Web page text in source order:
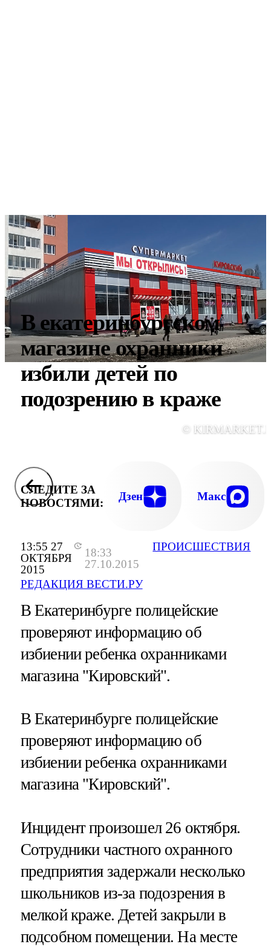
13:55 27
ОКТЯБРЯ
2015
18:33
27.10.2015
РЕДАКЦИЯ ВЕСТИ.РУ
ПРОИСШЕСТВИЯ
В екатеринбургском
магазине охранники
избили детей по
подозрению в краже
©
СЛЕДИТЕ ЗА
НОВОСТЯМИ:
Дзен Макс
В Екатеринбурге полицейские
проверяют информацию об
избиении ребенка охранниками
магазина "Кировский".
В Екатеринбурге полицейские
проверяют информацию об
избиении ребенка охранниками
магазина "Кировский".
Инцидент произошел 26 октября.
Сотрудники частного охранного
предприятия задержали несколько
школьников из-за подозрения в
мелкой краже. Детей закрыли в
подсобном помещении. На месте